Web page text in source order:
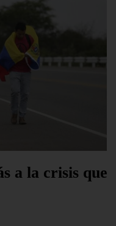
a la crisis que